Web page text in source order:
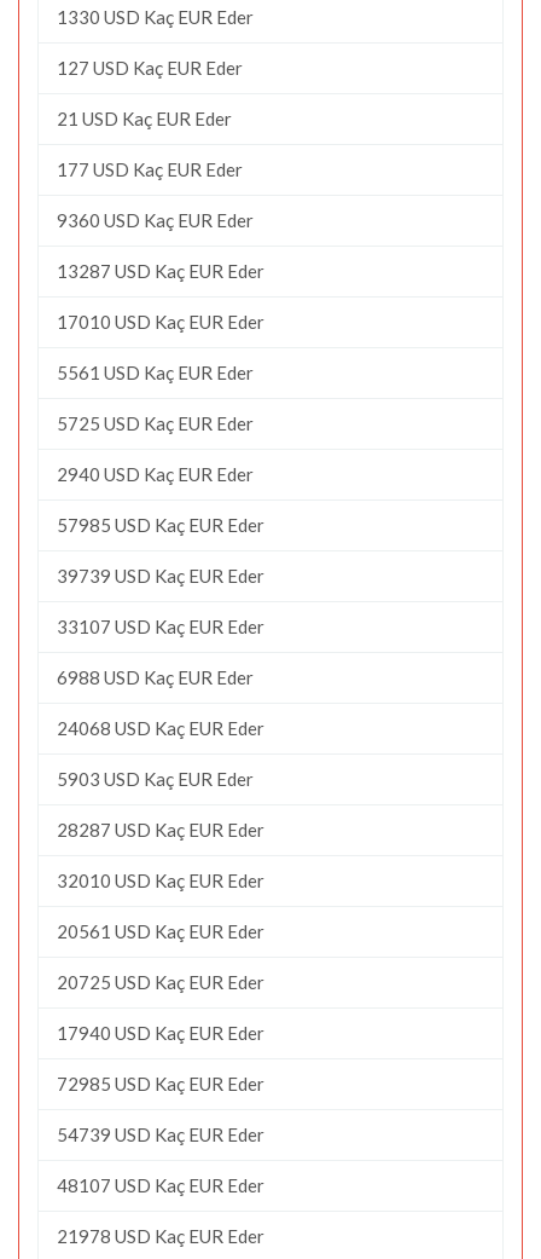
1330 USD Kaç EUR Eder
127 USD Kaç EUR Eder
21 USD Kaç EUR Eder
177 USD Kaç EUR Eder
9360 USD Kaç EUR Eder
13287 USD Kaç EUR Eder
17010 USD Kaç EUR Eder
5561 USD Kaç EUR Eder
5725 USD Kaç EUR Eder
2940 USD Kaç EUR Eder
57985 USD Kaç EUR Eder
39739 USD Kaç EUR Eder
33107 USD Kaç EUR Eder
6988 USD Kaç EUR Eder
24068 USD Kaç EUR Eder
5903 USD Kaç EUR Eder
28287 USD Kaç EUR Eder
32010 USD Kaç EUR Eder
20561 USD Kaç EUR Eder
20725 USD Kaç EUR Eder
17940 USD Kaç EUR Eder
72985 USD Kaç EUR Eder
54739 USD Kaç EUR Eder
48107 USD Kaç EUR Eder
21978 USD Kaç EUR Eder